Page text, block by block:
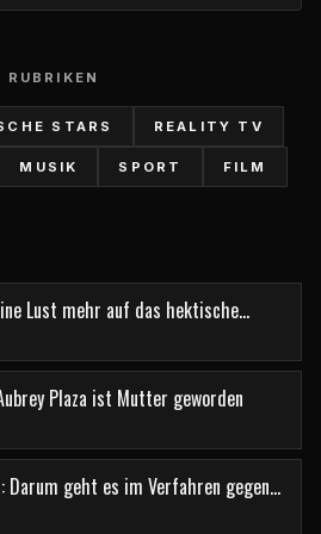
RUBRIKEN
STARS REALITY TV
MUSIK SPORT FILM
Lust mehr auf das hektische
Plaza ist Mutter geworden
Darum geht es im Verfahren gegen